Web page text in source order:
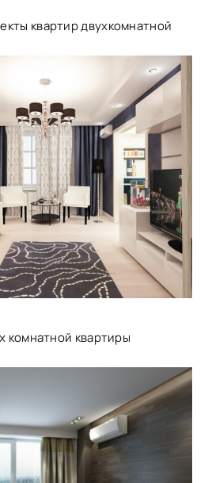
квартир двухкомнатной
комнатной квартиры